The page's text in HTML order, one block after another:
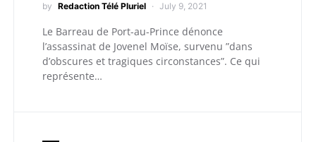
by Redaction Télé Pluriel July 9, 2021
Le Barreau de Port-au-Prince dénonce
l’assassinat de Jovenel Moïse, survenu ”dans
d’obscures et tragiques circonstances”. Ce qui
représente…